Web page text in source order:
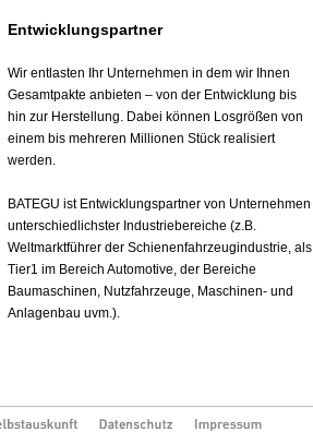
Entwicklungspartner
Wir entlasten Ihr Unternehmen in dem wir Ihnen
Gesamtpakte anbieten – von der Entwicklung bis
hin zur Herstellung. Dabei können Losgrößen von
einem bis mehreren Millionen Stück realisiert
werden.
BATEGU ist Entwicklungspartner von Unternehmen
unterschiedlichster Industriebereiche (z.B.
Weltmarktführer der Schienenfahrzeugindustrie, als
Tier1 im Bereich Automotive, der Bereiche
Baumaschinen, Nutzfahrzeuge, Maschinen- und
Anlagenbau uvm.).